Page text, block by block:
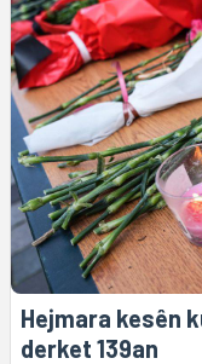
Hejmara kesên
derket 139an